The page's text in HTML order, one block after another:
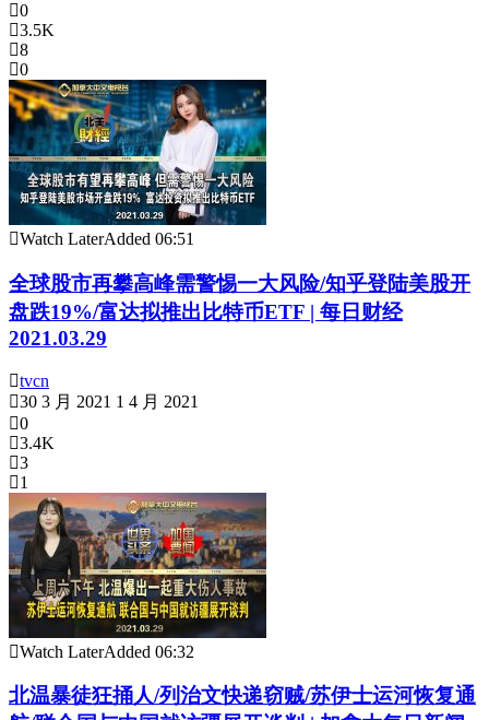
0
3.5K
8
0
Watch LaterAdded 06:51
全球股市再攀高峰需警惕一大风险/知乎登陆美股开
盘跌19%/富达拟推出比特币ETF | 每日财经
2021.03.29
tvcn
30 3 月 2021 1 4 月 2021
0
3.4K
3
1
Watch LaterAdded 06:32
北温暴徒狂捅人/列治文快递窃贼/苏伊士运河恢复通